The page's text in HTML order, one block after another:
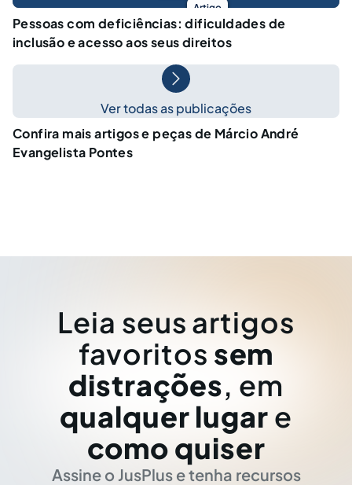
Artigo
Pessoas com deficiências: dificuldades de
inclusão e acesso aos seus direitos
Ver todas as publicações
Confira mais artigos e peças de Márcio André
Evangelista Pontes
Leia seus artigos
favoritos sem
distrações, em
qualquer lugar e
como quiser
Assine o JusPlus e tenha recursos